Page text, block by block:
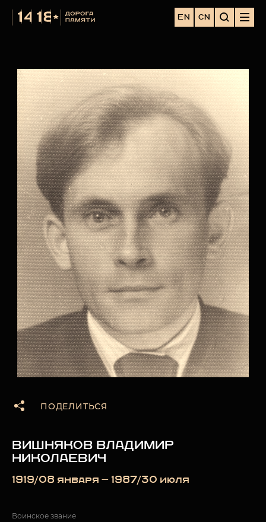
EN CN
ПОДЕЛИТЬСЯ
ВИШНЯКОВ ВЛАДИМИР
НИКОЛАЕВИЧ
1919/08 января — 1987/30 июля
Воинское звание